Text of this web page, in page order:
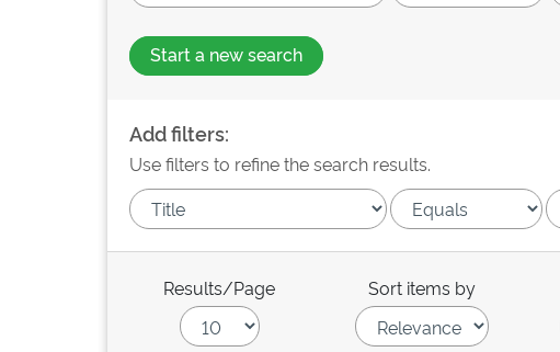
Start a new search
Add filters:
Use filters to refine the search results.
Results/Page Sort items by